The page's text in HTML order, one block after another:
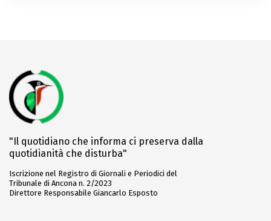
"Il quotidiano che informa ci preserva dalla
quotidianità che disturba"
Iscrizione nel Registro di Giornali e Periodici del
Tribunale di Ancona n. 2/2023
Direttore Responsabile Giancarlo Esposto